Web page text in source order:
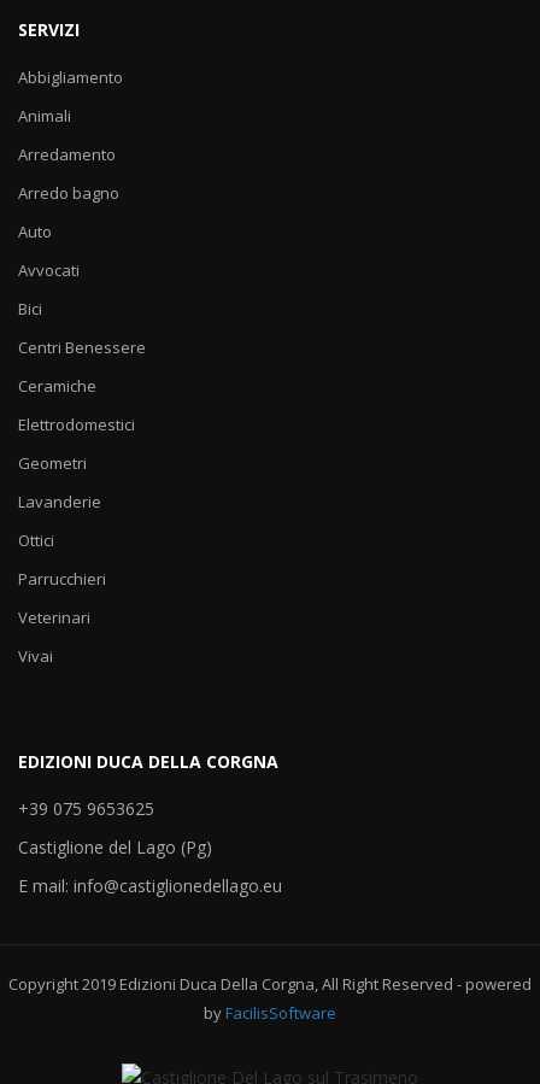
SERVIZI
Abbigliamento
Animali
Arredamento
Arredo bagno
Auto
Avvocati
Bici
Centri Benessere
Ceramiche
Elettrodomestici
Geometri
Lavanderie
Ottici
Parrucchieri
Veterinari
Vivai
EDIZIONI DUCA DELLA CORGNA
+39 075 9653625
Castiglione del Lago (Pg)
E mail: info@castiglionedellago.eu
Copyright 2019 Edizioni Duca Della Corgna, All Right Reserved - powered
by FacilisSoftware